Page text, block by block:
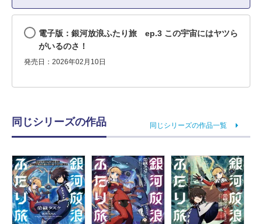
電子版：銀河放浪ふたり旅 ep.3 この宇宙にはヤツら
がいるのさ！
発売日：2026年02月10日
同じシリーズの作品 同じシリーズの作品一覧